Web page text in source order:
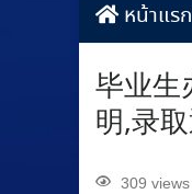
หน้าแรก
毕业生
明,录
309 views